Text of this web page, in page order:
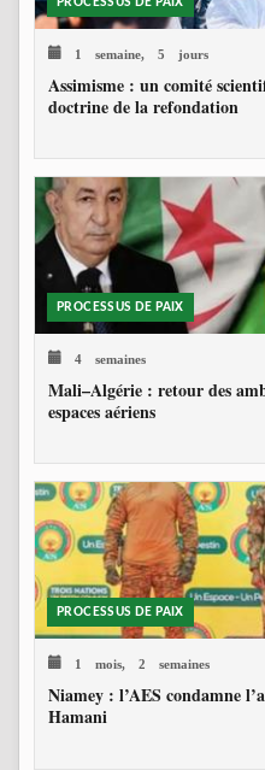
PROCESSUS DE PAIX
1 semaine, 5 jours
Assimisme : un comité
doctrine de la refondation
PROCESSUS DE PAIX
4 semaines
Mali–Algérie : retour des
espaces aériens
PROCESSUS DE PAIX
1 mois, 2 semaines
Niamey : l’AES condamne
Hamani